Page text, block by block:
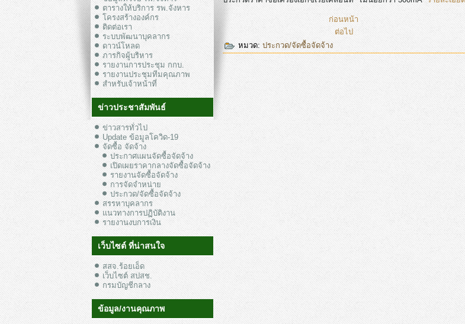
ตารางให้บริการ รพ.จังหาร
โครงสร้างองค์กร
ติดต่อเรา
ระบบพัฒนาบุคลากร
ดาวน์โหลด
ภารกิจผู้บริหาร
รายงานการประชุม กกบ.
รายงานประชุมทีมคุณภาพ
สำหรับเจ้าหน้าที่
ข่าวประชาสัมพันธ์
ข่าวสารทั่วไป
Update ข้อมูลโควิด-19
จัดซื้อ จัดจ้าง
ประกาศแผนจัดซื้อจัดจ้าง
เปิดเผยราคากลางจัดซื้อจัดจ้าง
รายงานจัดซื้อจัดจ้าง
การจัดจำหน่าย
ประกวด/จัดซื้อจัดจ้าง
สรรหาบุคลากร
แนวทางการปฏิบัติงาน
รายงานงบการเงิน
เว็บไซต์ ที่น่าสนใจ
สสจ.ร้อยเอ็ด
เว็บไซต์ สปสช.
กรมบัญชีกลาง
ข้อมูล/งานคุณภาพ
ก่อนหน้า
ต่อไป
หมวด:ประกวด/จัดซื้อจัดจ้าง